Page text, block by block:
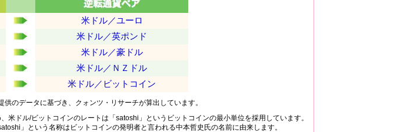
米ドル／ユーロ
米ドル／英ポンド
米ドル／豪ドル
米ドル／ＮＺドル
米ドル／ビットコイン
のデータに基づき、クォンツ・リサーチが算出しています。
米ドル/ビットコインのレートは「satoshi」というビットコインの最小単位を採用しています。
」という名称はビットコインの発明者と言われる中本哲史氏の名前に由来します。